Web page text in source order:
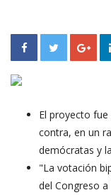
El proyecto
contra, en un
demócratas y
"La votación
del Congreso